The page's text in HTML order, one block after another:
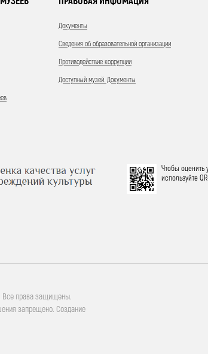
Документы
Сведения об образовательной организации
Противодействие коррупции
Доступный музей. Документы
Чтобы оценить
используйте
Все права защищены.
запрещено. Создание